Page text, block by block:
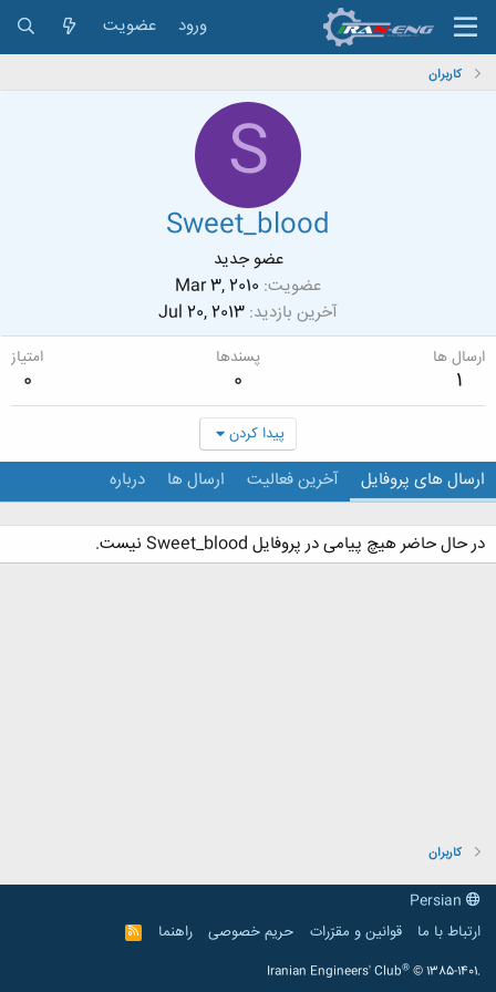
ورود عضویت
کاربران
S
Sweet_blood
عضو جدید
عضویت Mar 3, 2010
آخرین بازدید Jul 20, 2013
ارسال ها
1
پسندها
0
امتیاز
0
پیدا کردن
ارسال های پروفایل آخرین فعالیت ارسال ها درباره
در حال حاضر هیچ پیامی در پروفایل Sweet_blood نیست.
کاربران
ارتباط با ما
قوانین و مقرّرات حریم خصوصی راهنما
R
S
Iranian Engineers' Club® © 1385-1401.